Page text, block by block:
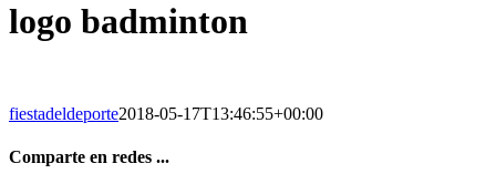
logo badminton
fiestadeldeporte2018-05-17T13:46:55+00:00
Comparte en redes ...